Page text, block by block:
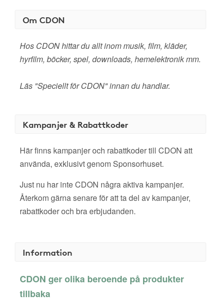
Om CDON
Hos CDON hittar du allt inom musik, film, kläder,
hyrfilm, böcker, spel, downloads, hemelektronik mm.
Läs "Speciellt för CDON" innan du handlar.
Kampanjer & Rabattkoder
Här finns kampanjer och rabattkoder till CDON att
använda, exklusivt genom Sponsorhuset.
Just nu har inte CDON några aktiva kampanjer.
Återkom gärna senare för att ta del av kampanjer,
rabattkoder och bra erbjudanden.
Information
CDON ger olika beroende på produkter
tillbaka